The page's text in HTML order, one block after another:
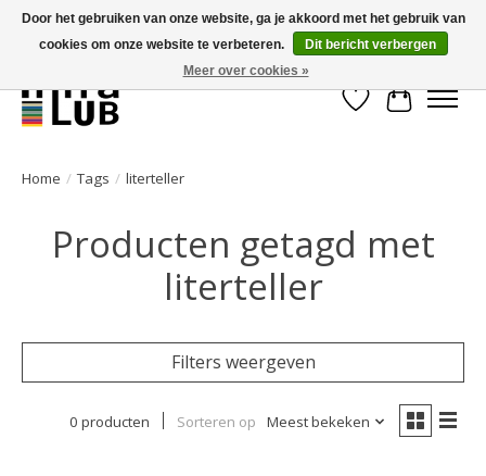
Minder stilstand, meer rendement!
Verlanglijst
Home / Tags / literteller
Producten getagd met
literteller
Filters weergeven
0 producten Sorteren op Meest bekeken
Door het gebruiken van onze website, ga je akkoord met het gebruik van
cookies om onze website te verbeteren.
Dit bericht verbergen
Meer over cookies »